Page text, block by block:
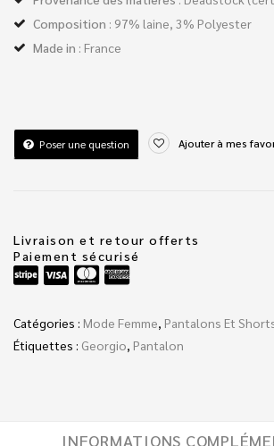
Composition : 97% laine, 3% Polyester
Made in : France
Poser une question Ajouter à mes
Livraison et retour offerts
Paiement sécurisé
Catégories : Mode Femme Pantalons Et
Étiquettes : Georgio Pantalon
INFORMATIONS